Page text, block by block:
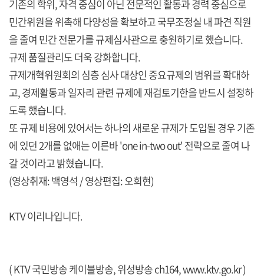
기존의 학위, 자격 중심이 아닌 전문적인 활동과 경력 중심으로
민간위원을 위촉해 다양성을 확보하고 국무조정실 내 파견 직원
을 줄여 민간 전문가를 규제심사관으로 충원하기로 했습니다.
규제 품질관리도 더욱 강화합니다.
규제개혁위원회의 심층 심사 대상인 중요규제의 범위를 확대하
고, 경제활동과 일자리 관련 규제에 재검토기한을 반드시 설정하
도록 했습니다.
또 규제 비용에 있어서는 하나의 새로운 규제가 도입될 경우 기존
에 있던 2개를 없애는 이른바 'one in-two out' 전략으로 줄여 나
갈 것이라고 밝혔습니다.
(영상취재: 백영석 / 영상편집: 오희현)
KTV 이리나입니다.
( KTV 국민방송 케이블방송, 위성방송 ch164,www.ktv.go.kr)